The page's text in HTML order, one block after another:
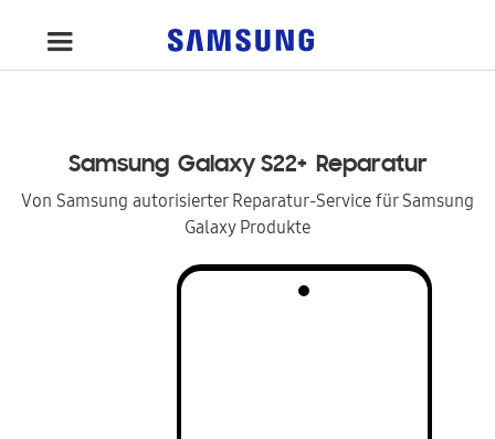
Samsung Galaxy S22+ Reparatur
Von Samsung autorisierter Reparatur-Service für Samsung
Galaxy Produkte